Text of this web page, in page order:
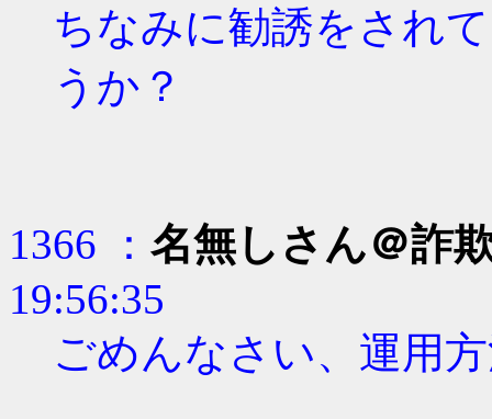
ちなみに勧誘をされ
うか？
1366 ： 名無しさん＠詐
19:56:35
ごめんなさい、運用